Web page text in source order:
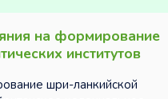
на формирование
институтов
шри-ланкийской